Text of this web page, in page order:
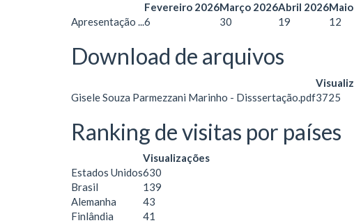
Fevereiro 2026Março 2026Abril 2026
Apresentação ...6 30 19 12
Download de arquivos
Gisele Souza Parmezzani Marinho - Disssertação.pdf3725
Ranking de visitas por países
Visualizações
Estados Unidos630
Brasil
139
Alemanha
43
Finlândia
41